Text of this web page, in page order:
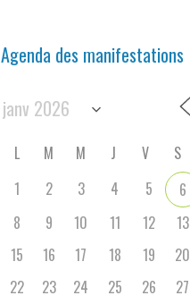
Agenda des manifestations
L M M J V S
1
2 3 4 5 6
8
9 10 11 12 13
15
16 17 18 19 20
22
23 24 25 26 27